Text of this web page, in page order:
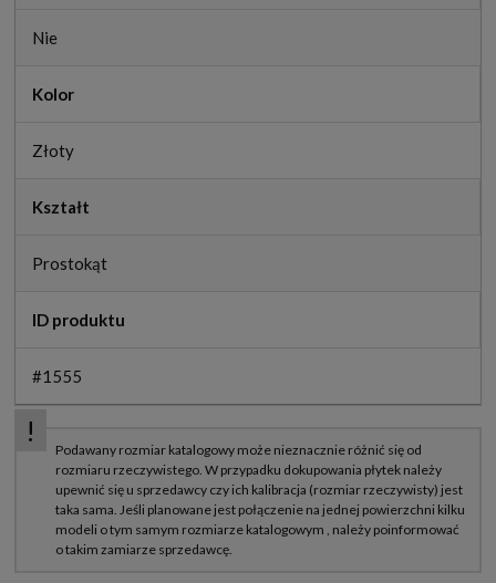
Nie
Kolor
Złoty
Kształt
Prostokąt
ID produktu
#1555